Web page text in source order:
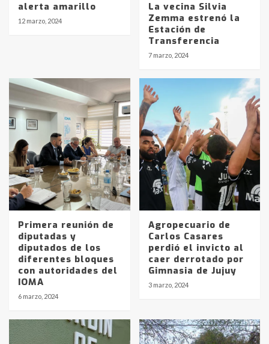
alerta amarillo
12 marzo, 2024
La vecina Silvia
Zemma estrenó la
Estación de
Transferencia
7 marzo, 2024
Primera reunión de
diputadas y
diputados de los
diferentes bloques
con autoridades del
IOMA
6 marzo, 2024
Agropecuario de
Carlos Casares
perdió el invicto al
caer derrotado por
Gimnasia de Jujuy
3 marzo, 2024
Identidad de los adolescentes
protagonistas del fatal accidente